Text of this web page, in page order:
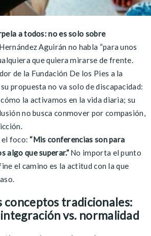
a todos: no es solo sobre
Aguirán no habla “para unos
que quiera mirarse de frente.
de la Fundación De los Pies a la
propuesta no va solo de discapacidad:
la activamos en la vida diaria; su
no busca conmover por compasión,
el foco: “Mis conferencias son para
algo que superar.”No importa el punto
el camino es la actitud con la que
conceptos tradicionales:
vs. normalidad